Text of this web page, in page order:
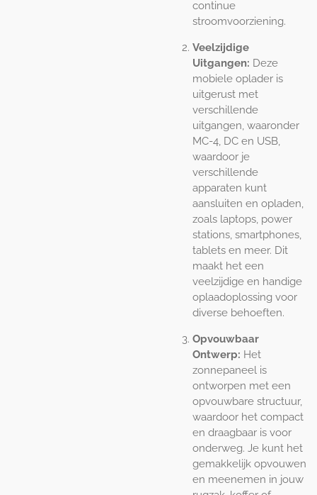
continue
stroomvoorziening.
Veelzijdige
Uitgangen: Deze
mobiele oplader is
uitgerust met
verschillende
uitgangen, waaronder
MC-4, DC en USB,
waardoor je
verschillende
apparaten kunt
aansluiten en opladen,
zoals laptops, power
stations, smartphones,
tablets en meer. Dit
maakt het een
veelzijdige en handige
oplaadoplossing voor
diverse behoeften.
Opvouwbaar
Ontwerp: Het
zonnepaneel is
ontworpen met een
opvouwbare structuur,
waardoor het compact
en draagbaar is voor
onderweg. Je kunt het
gemakkelijk opvouwen
en meenemen in jouw